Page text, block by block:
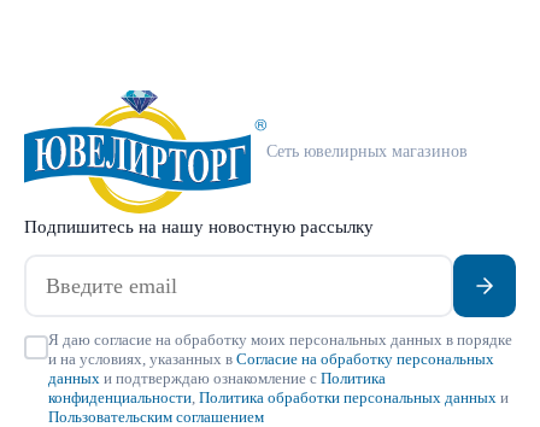
Сеть ювелирных магазинов
Подпишитесь на нашу новостную рассылку
Я даю согласие на обработку моих персональных данных в порядке
и на условиях, указанных в Согласие на обработку персональных
данных и подтверждаю ознакомление с Политика
конфиденциальности Политика обработки персональных данных и
Пользовательским соглашением